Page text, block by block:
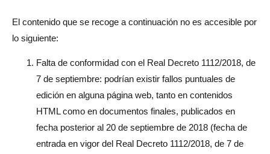
El contenido que se recoge a continuación no es accesible por
lo siguiente:
Falta de conformidad con el Real Decreto 1112/2018, de
7 de septiembre: podrían existir fallos puntuales de
edición en alguna página web, tanto en contenidos
HTML como en documentos finales, publicados en
fecha posterior al 20 de septiembre de 2018 (fecha de
entrada en vigor del Real Decreto 1112/2018, de 7 de